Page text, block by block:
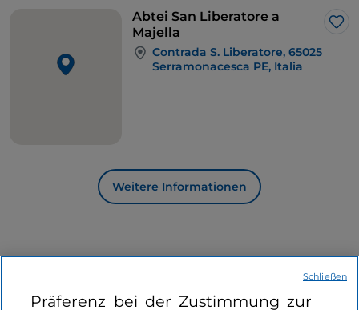
die Provinzstraße erreichen, die Lettomanoppello
mit dem Lanciano-Pass verbindet.
Hinter Fonte Pirella gelangen Sie an einer
Rechtskurve links auf einen Schotterweg, der sich
„klassischen“ Cammino di Celestino.
Abtei San Liberatore a
Majella
Contrada S. Liberatore, 65025
Serramonacesca PE, Italia
Weitere Informationen
Präferenz bei der Zustimmung zur
Schließen